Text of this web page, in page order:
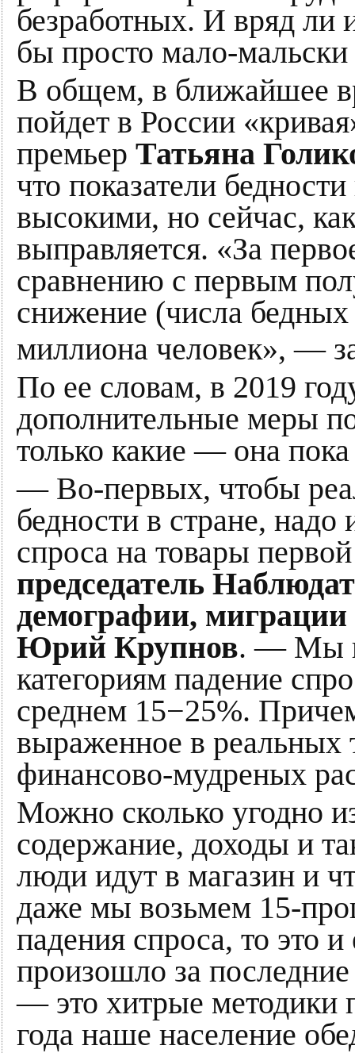
безработных. И вряд ли
бы просто мало-
В общем, в ближайшее
пойдет в России
премьер Татьяна
что показатели
высокими, но сейчас,
выправляется. «За
сравнению с первым
снижение (числа
миллиона человек», —
По ее словам, в 2019
дополнительные меры
только какие — она пока
— Во-первых, чтобы
бедности в стране, надо
спроса на товары
председатель
демографии, миграции
Юрий Крупнов. — Мы
категориям падение
среднем 15−25%.
выраженное в реальных
финансово-мудреных
Можно сколько угодно
содержание, доходы и
люди идут в магазин и
даже мы возьмем 15-
падения спроса, то это и
произошло за
— это хитрые методики
года наше население